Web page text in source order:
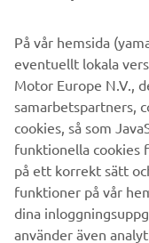
each stop of the
Raw (to partner the
MT-125) and the
LED lights for the
For more info on the
darkside.com
På vår hemsida
eventuellt lokala
Motor Europe N.V.,
samarbetspartners,
cookies, så som
funktionella cookies
på ett korrekt sätt
funktioner på vår
dina
använder även